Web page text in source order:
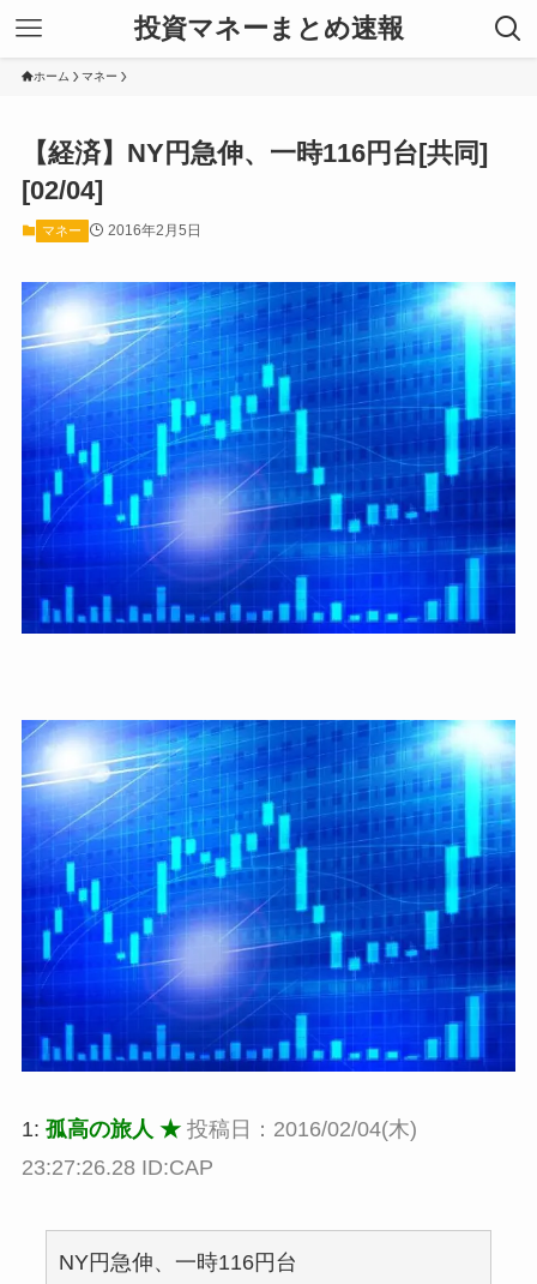
投資マネーまとめ速報
ホーム マネー
【経済】NY円急伸、一時116円台[共同]
[02/04]
マネー 2016年2月5日
1: 孤高の旅人 ★ 投稿日：2016/02/04(木)
23:27:26.28 ID:CAP
NY円急伸、一時116円台